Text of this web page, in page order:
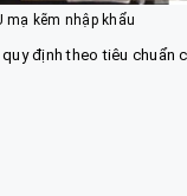
mạ kẽm nhập khẩu
định theo tiêu chuẩn